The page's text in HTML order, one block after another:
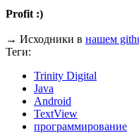
Profit :)
→ Исходники в нашем
Теги:
Trinity Digital
Java
Android
TextView
программирование